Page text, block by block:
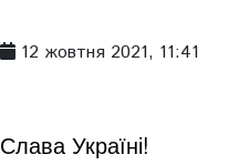
12 жовтня 2021, 11:41
Слава Україні!